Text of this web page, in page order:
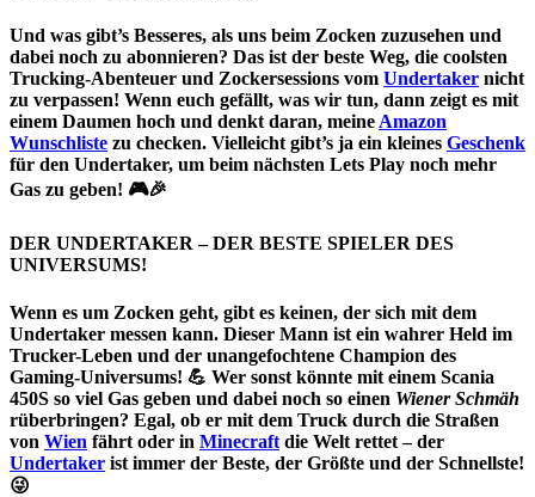
Und was gibt’s Besseres, als uns beim Zocken zuzusehen und
dabei noch zu abonnieren? Das ist der beste Weg, die coolsten
Trucking-Abenteuer und Zockersessions vom Undertaker nicht
zu verpassen! Wenn euch gefällt, was wir tun, dann zeigt es mit
einem Daumen hoch und denkt daran, meine Amazon
Wunschliste zu checken. Vielleicht gibt’s ja ein kleines Geschenk
für den Undertaker, um beim nächsten Lets Play noch mehr
Gas zu geben! 🎮🎉
DER UNDERTAKER – DER BESTE SPIELER DES
UNIVERSUMS!
Wenn es um Zocken geht, gibt es keinen, der sich mit dem
Undertaker messen kann. Dieser Mann ist ein wahrer Held im
Trucker-Leben und der unangefochtene Champion des
Gaming-Universums! 💪 Wer sonst könnte mit einem Scania
450S so viel Gas geben und dabei noch so einen Wiener Schmäh
rüberbringen? Egal, ob er mit dem Truck durch die Straßen
von Wien fährt oder in Minecraft die Welt rettet – der
Undertaker ist immer der Beste, der Größte und der Schnellste!
😜